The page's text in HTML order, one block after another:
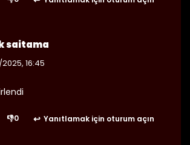
Bölüm 88
Bölüm 87 25/08/2024
saitama
2025, 16:45
👎0 Yanıtlamak için oturum açın